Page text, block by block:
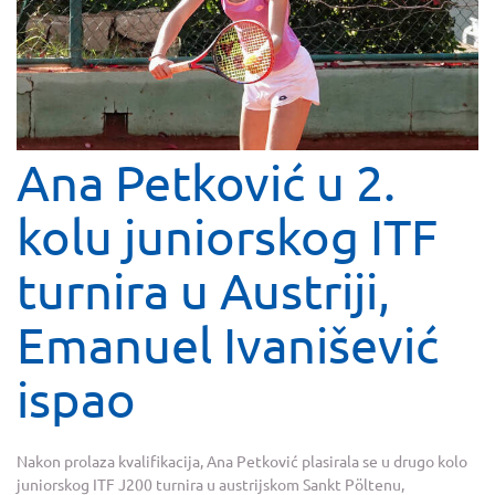
Ana Petković u 2.
kolu juniorskog ITF
turnira u Austriji,
Emanuel Ivanišević
ispao
Nakon prolaza kvalifikacija, Ana Petković plasirala se u drugo kolo
juniorskog ITF J200 turnira u austrijskom Sankt Pöltenu,